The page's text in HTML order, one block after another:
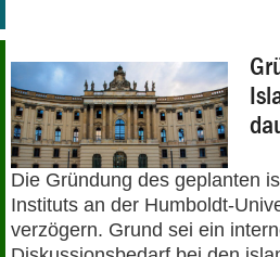
Die Gründung des geplanten
Instituts an der Humboldt-
verzögern. Grund sei ein